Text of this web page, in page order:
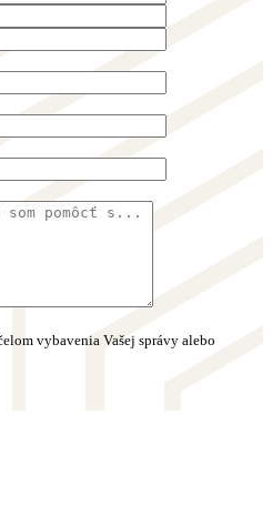
vybavenia Vašej správy alebo